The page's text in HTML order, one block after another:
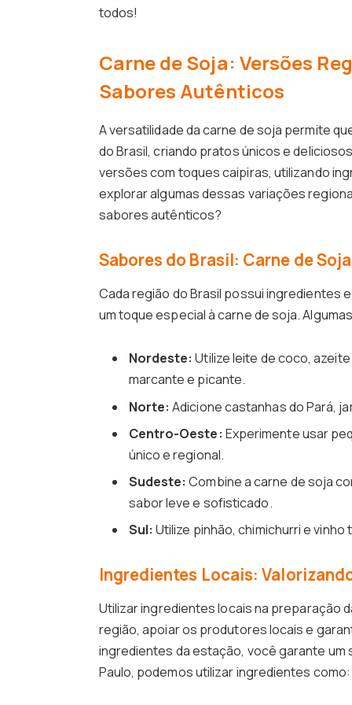
todos!
Carne de Soja: Versões
Sabores Autênticos
A versatilidade da carne de soja permite
do Brasil, criando pratos únicos e
versões com toques caipiras, utilizando
explorar algumas dessas variações
sabores autênticos?
Sabores do Brasil: Carne de
Cada região do Brasil possui ingredientes
um toque especial à carne de soja.
Nordeste: Utilize leite de coco,
marcante e picante.
Norte: Adicione castanhas do Pará,
Centro-Oeste: Experimente usar
único e regional.
Sudeste: Combine a carne de soja
sabor leve e sofisticado.
Sul: Utilize pinhão, chimichurri e
Ingredientes Locais:
Utilizar ingredientes locais na preparação
região, apoiar os produtores locais e
ingredientes da estação, você garante um
Paulo, podemos utilizar ingredientes como: